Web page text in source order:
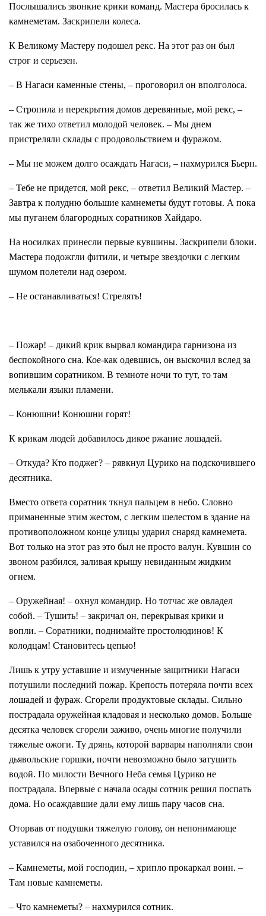
Послышались звонкие крики команд. Мастера бросилась к
камнеметам. Заскрипели колеса.
К Великому Мастеру подошел рекс. На этот раз он был
строг и серьезен.
– В Нагаси каменные стены, – проговорил он вполголоса.
– Стропила и перекрытия домов деревянные, мой рекс, –
так же тихо ответил молодой человек. – Мы днем
пристреляли склады с продовольствием и фуражом.
– Мы не можем долго осаждать Нагаси, – нахмурился Бьерн.
– Тебе не придется, мой рекс, – ответил Великий Мастер. –
Завтра к полудню большие камнеметы будут готовы. А пока
мы пуганем благородных соратников Хайдаро.
На носилках принесли первые кувшины. Заскрипели блоки.
Мастера подожгли фитили, и четыре звездочки с легким
шумом полетели над озером.
– Не останавливаться! Стрелять!
– Пожар! – дикий крик вырвал командира гарнизона из
беспокойного сна. Кое-как одевшись, он выскочил вслед за
вопившим соратником. В темноте ночи то тут, то там
мелькали языки пламени.
– Конюшни! Конюшни горят!
К крикам людей добавилось дикое ржание лошадей.
– Откуда? Кто поджег? – рявкнул Цурико на подскочившего
десятника.
Вместо ответа соратник ткнул пальцем в небо. Словно
приманенные этим жестом, с легким шелестом в здание на
противоположном конце улицы ударил снаряд камнемета.
Вот только на этот раз это был не просто валун. Кувшин со
звоном разбился, заливая крышу невиданным жидким
огнем.
– Оружейная! – охнул командир. Но тотчас же овладел
собой. – Тушить! – закричал он, перекрывая крики и
вопли. – Соратники, поднимайте простолюдинов! К
колодцам! Становитесь цепью!
Лишь к утру уставшие и измученные защитники Нагаси
потушили последний пожар. Крепость потеряла почти всех
лошадей и фураж. Сгорели продуктовые склады. Сильно
пострадала оружейная кладовая и несколько домов. Больше
десятка человек сгорели заживо, очень многие получили
тяжелые ожоги. Ту дрянь, которой варвары наполняли свои
дьявольские горшки, почти невозможно было затушить
водой. По милости Вечного Неба семья Цурико не
пострадала. Впервые с начала осады сотник решил поспать
дома. Но осаждавшие дали ему лишь пару часов сна.
Оторвав от подушки тяжелую голову, он непонимающе
уставился на озабоченного десятника.
– Камнеметы, мой господин, – хрипло прокаркал воин. –
Там новые камнеметы.
– Что камнеметы? – нахмурился сотник.